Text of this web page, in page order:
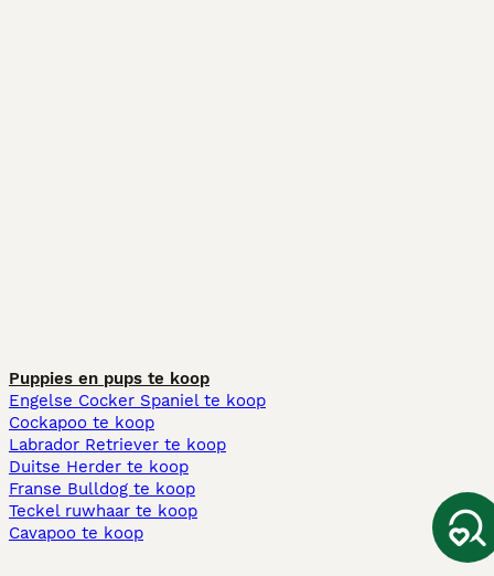
Puppies en pups te koop
Engelse Cocker Spaniel te koop
Cockapoo te koop
Labrador Retriever te koop
Duitse Herder te koop
Franse Bulldog te koop
Teckel ruwhaar te koop
Cavapoo te koop